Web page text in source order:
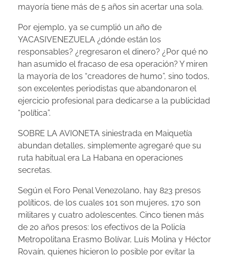
mayoría tiene más de 5 años sin acertar una sola.
Por ejemplo, ya se cumplió un año de
YACASIVENEZUELA ¿dónde están los
responsables? ¿regresaron el dinero? ¿Por qué no
han asumido el fracaso de esa operación? Y miren
la mayoría de los “creadores de humo”, sino todos,
son excelentes periodistas que abandonaron el
ejercicio profesional para dedicarse a la publicidad
“política”.
SOBRE LA AVIONETA siniestrada en Maiquetía
abundan detalles, simplemente agregaré que su
ruta habitual era La Habana en operaciones
secretas.
Según el Foro Penal Venezolano, hay 823 presos
políticos, de los cuales 101 son mujeres, 170 son
militares y cuatro adolescentes. Cinco tienen más
de 20 años presos: los efectivos de la Policía
Metropolitana Erasmo Bolívar, Luís Molina y Héctor
Rovaín, quienes hicieron lo posible por evitar la